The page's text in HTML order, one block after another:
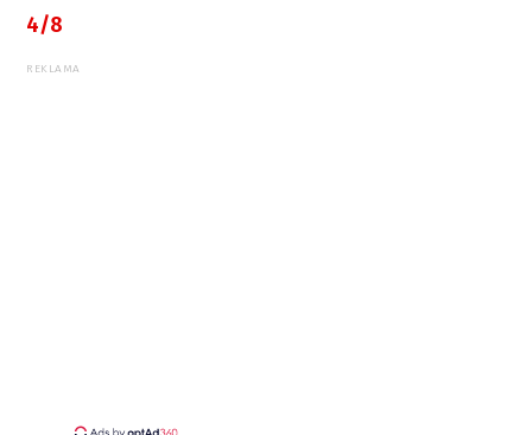
4/8
REKLAMA